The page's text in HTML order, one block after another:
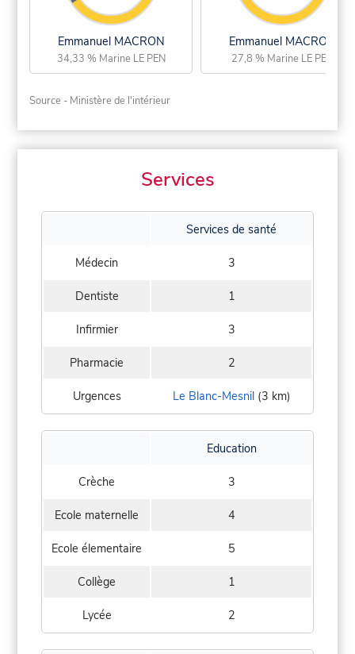
Emmanuel MACRON
34,33 % Marine LE PEN
Emmanuel MACRON
27,8 % Marine LE PEN
Source - Ministère de l'intérieur
Services
Services de santé
Médecin 3
Dentiste 1
Infirmier 3
Pharmacie 2
Urgences Le Blanc-Mesnil(3 km)
Education
Crèche 3
Ecole maternelle 4
Ecole élementaire 5
Collège 1
Lycée 2